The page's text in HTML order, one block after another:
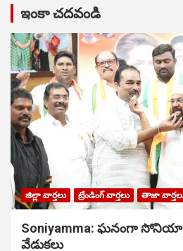
ఇంకా చదవండి
జిల్లా వార్తలు ట్రేండింగ్ వార్తలు తాజా
Soniyamma: ఘ‌నంగా సోనియా
వేడుక‌లు